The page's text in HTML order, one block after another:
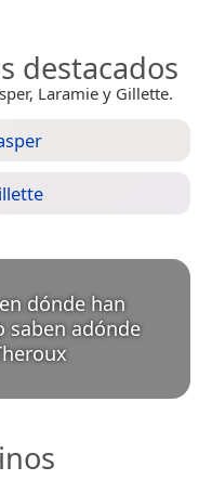
destacados
Laramie y Gillette.
dónde han
saben adónde